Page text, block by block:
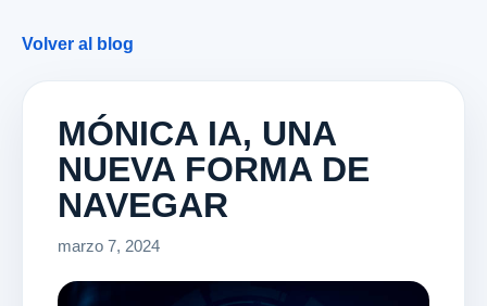
Volver al blog
MÓNICA IA, UNA
NUEVA FORMA DE
NAVEGAR
marzo 7, 2024